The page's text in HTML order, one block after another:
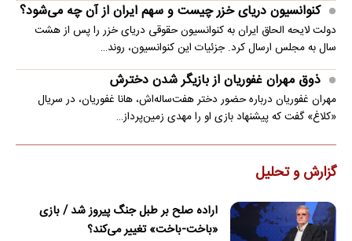
کنوانسیون دریای خزر چیست و سهم ایران از آن چه می‌شود؟
دولت لایحه الحاق ایران به کنوانسیون حقوقی دریای خزر را پس از هشت
سال به مجلس ارسال کرد. جزئیات این کنوانسیون، روند…
ذوق مهران غفوریان از بازیگر شدن دخترش
مهران غفوریان درباره حضور دختر هفت‌ساله‌اش، هانا غفوریان، در سریال
«کلاغ» گفت که پیشنهاد بازی او را مهدی زمین‌پرداز…
گزارش و تحلیل
اراده صلح بر طبل جنگ پیروز شد / بازی
«باخت-باخت» تغییر می‌کند؟